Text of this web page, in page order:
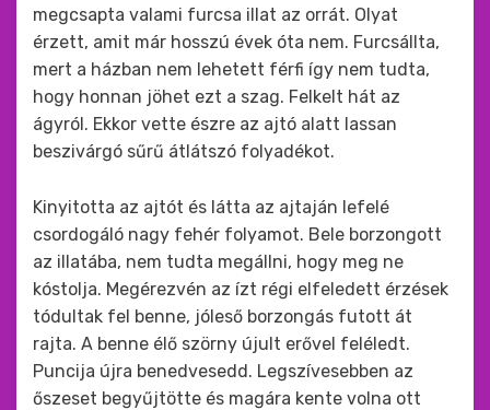
megcsapta valami furcsa illat az orrát. Olyat
érzett, amit már hosszú évek óta nem. Furcsállta,
mert a házban nem lehetett férfi így nem tudta,
hogy honnan jöhet ezt a szag. Felkelt hát az
ágyról. Ekkor vette észre az ajtó alatt lassan
beszivárgó sűrű átlátszó folyadékot.
Kinyitotta az ajtót és látta az ajtaján lefelé
csordogáló nagy fehér folyamot. Bele borzongott
az illatába, nem tudta megállni, hogy meg ne
kóstolja. Megérezvén az ízt régi elfeledett érzések
tódultak fel benne, jóleső borzongás futott át
rajta. A benne élő szörny újult erővel feléledt.
Puncija újra benedvesedd. Legszívesebben az
őszeset begyűjtötte és magára kente volna ott